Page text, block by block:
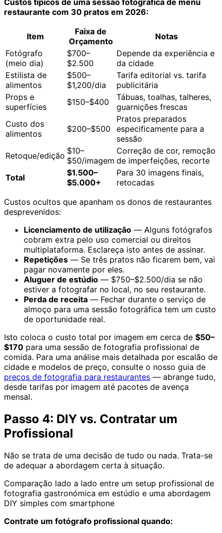
restaurante com 30 pratos em 2026:
Item
Faixa de
Orçamento
Notas
Fotógrafo
(meio dia)
$700–
$2.500
Depende da experiência e
da cidade
Estilista de
alimentos
$500–
$1,200/dia
Tarifa editorial vs. tarifa
publicitária
Props e
superfícies
$150–$400
Tábuas, toalhas, talheres,
guarnições frescas
Custo dos
alimentos
$200–$500
Pratos preparados
especificamente para a
sessão
Retoque/edição $10–
$50/imagem
Correção de cor, remoção
de imperfeições, recorte
Total
$1.500–
$5.000+
Para 30 imagens finais,
retocadas
Custos ocultos que apanham os donos de restaurantes
desprevenidos:
Licenciamento de utilização — Alguns fotógrafos
cobram extra pelo uso comercial ou direitos
multiplataforma. Esclareça isto antes de assinar.
Repetições — Se três pratos não ficarem bem, vai
pagar novamente por eles.
Aluguer de estúdio — $750–$2.500/dia se não
estiver a fotografar no local, no seu restaurante.
Perda de receita — Fechar durante o serviço de
almoço para uma sessão fotográfica tem um custo
de oportunidade real.
Isto coloca o custo total por imagem em cerca de $50–
$170 para uma sessão de fotografia profissional de
comida. Para uma análise mais detalhada por escalão de
cidade e modelos de preço, consulte o nosso guia de
preços de fotografia para restaurantes — abrange tudo,
desde tarifas por imagem até pacotes de avença
mensal.
Passo 4: DIY vs. Contratar um
Profissional
Não se trata de uma decisão de tudo ou nada. Trata-se
de adequar a abordagem certa à situação.
Comparação lado a lado entre um setup profissional de
fotografia gastronómica em estúdio e uma abordagem
DIY simples com smartphone
Contrate um fotógrafo profissional quando: